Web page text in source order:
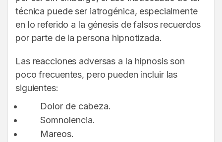
técnica puede ser iatrogénica, especialmente
en lo referido a la génesis de falsos recuerdos
por parte de la persona hipnotizada.
Las reacciones adversas a la hipnosis son
poco frecuentes, pero pueden incluir las
siguientes:
Dolor de cabeza.
Somnolencia.
Mareos.